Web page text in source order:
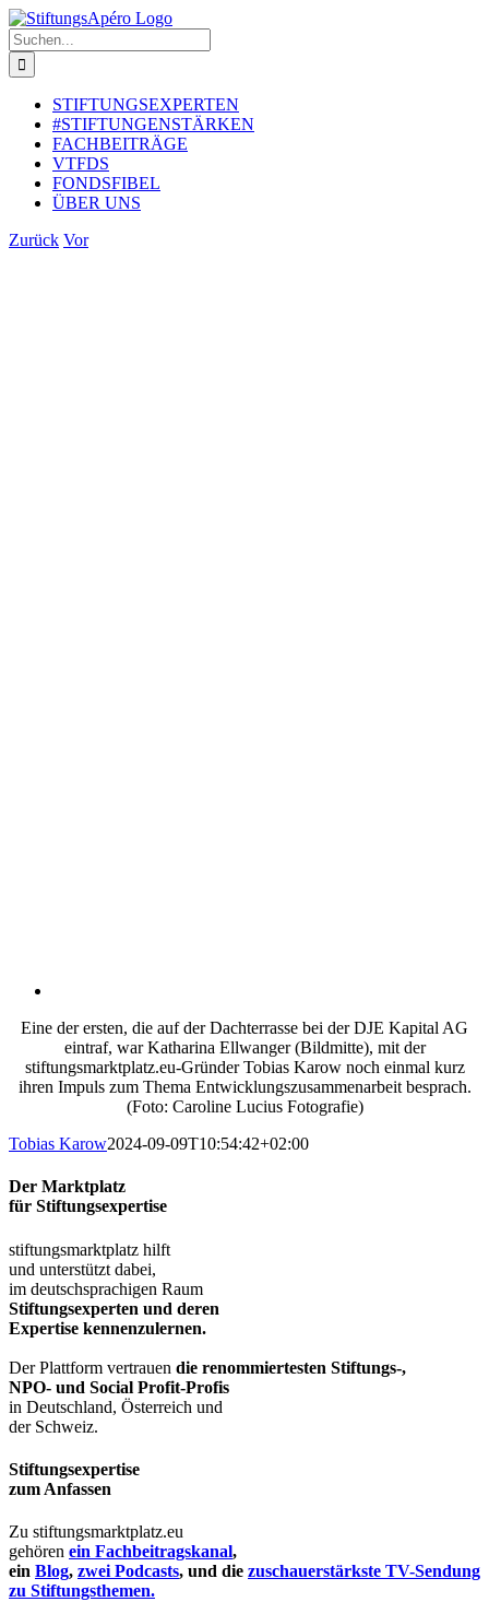
Zum
Inhalt
springen
Suche
nach:
STIFTUNGSEXPERTEN
#STIFTUNGENSTÄRKEN
FACHBEITRÄGE
VTFDS
FONDSFIBEL
ÜBER UNS
Zurück Vor
Eine der ersten, die auf der Dachterrasse bei der DJE Kapital AG
eintraf, war Katharina Ellwanger (Bildmitte), mit der
stiftungsmarktplatz.eu-Gründer Tobias Karow noch einmal kurz
ihren Impuls zum Thema Entwicklungszusammenarbeit besprach.
(Foto: Caroline Lucius Fotografie)
Tobias Karow2024-09-09T10:54:42+02:00
Der Marktplatz
für Stiftungsexpertise
stiftungsmarktplatz hilft
und unterstützt dabei,
im deutschsprachigen Raum
Stiftungsexperten und deren
Expertise kennenzulernen.
Der Plattform vertrauen die renommiertesten Stiftungs-,
NPO- und Social Profit-Profis
in Deutschland, Österreich und
der Schweiz.
Stiftungsexpertise
zum Anfassen
Zu stiftungsmarktplatz.eu
gehören ein Fachbeitragskanal,
ein Blog, zwei Podcasts, und die zuschauerstärkste TV-Sendung
zu Stiftungsthemen.